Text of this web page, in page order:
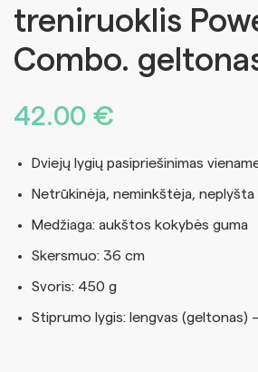
treniruoklis
Combo.
42.00 €
Dviejų lygių pasipriešinimas
Netrūkinėja, neminkštėja, neplyšta
Medžiaga: aukštos kokybės guma
Skersmuo: 36 cm
Svoris: 450 g
Stiprumo lygis: lengvas (geltonas)